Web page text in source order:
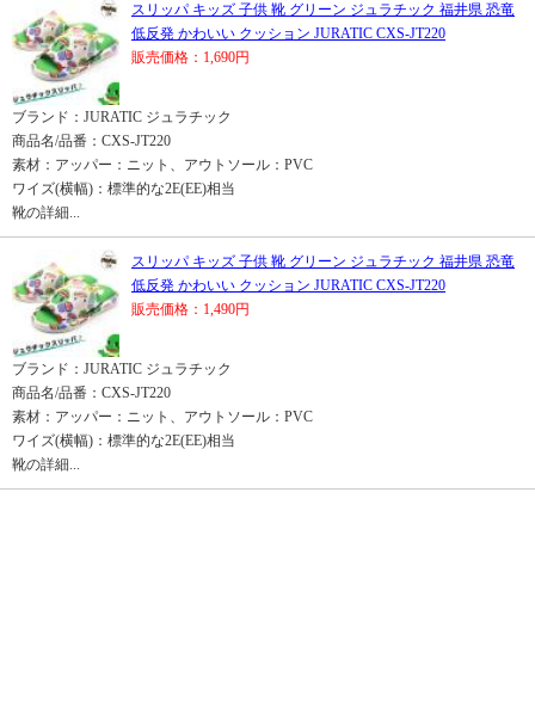
スリッパ キッズ 子供 靴 グリーン ジュラチック 福井県 恐竜
低反発 かわいい クッション JURATIC CXS-JT220
販売価格：1,690円
ブランド：JURATIC ジュラチック
商品名/品番：CXS-JT220
素材：アッパー：ニット、アウトソール：PVC
ワイズ(横幅)：標準的な2E(EE)相当
靴の詳細...
スリッパ キッズ 子供 靴 グリーン ジュラチック 福井県 恐竜
低反発 かわいい クッション JURATIC CXS-JT220
販売価格：1,490円
ブランド：JURATIC ジュラチック
商品名/品番：CXS-JT220
素材：アッパー：ニット、アウトソール：PVC
ワイズ(横幅)：標準的な2E(EE)相当
靴の詳細...